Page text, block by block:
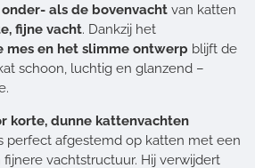
als de bovenvacht van katten
fijne vacht. Dankzij het
mes en het slimme ontwerp blijft de
schoon, luchtig en glanzend –
korte, dunne kattenvachten
perfect afgestemd op katten met een
fijnere vachtstructuur. Hij verwijdert